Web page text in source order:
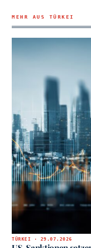
MEHR AUS TÜRKEI
TÜRKEI · 29.07.2026